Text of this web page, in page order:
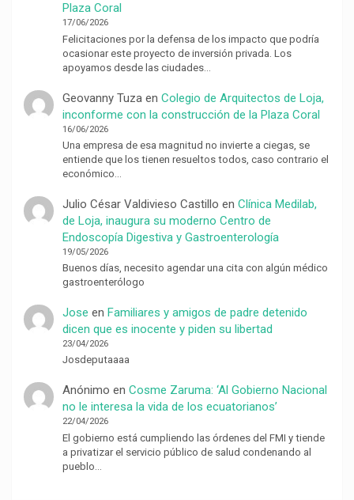
Plaza Coral
17/06/2026
Felicitaciones por la defensa de los impacto que podría
ocasionar este proyecto de inversión privada. Los
apoyamos desde las ciudades…
Geovanny Tuza en Colegio de Arquitectos de Loja,
inconforme con la construcción de la Plaza Coral
16/06/2026
Una empresa de esa magnitud no invierte a ciegas, se
entiende que los tienen resueltos todos, caso contrario el
económico…
Julio César Valdivieso Castillo en Clínica Medilab,
de Loja, inaugura su moderno Centro de
Endoscopía Digestiva y Gastroenterología
19/05/2026
Buenos días, necesito agendar una cita con algún médico
gastroenterólogo
Jose en Familiares y amigos de padre detenido
dicen que es inocente y piden su libertad
23/04/2026
Josdeputaaaa
Anónimo en Cosme Zaruma: ‘Al Gobierno Nacional
no le interesa la vida de los ecuatorianos’
22/04/2026
El gobierno está cumpliendo las órdenes del FMI y tiende
a privatizar el servicio público de salud condenando al
pueblo…